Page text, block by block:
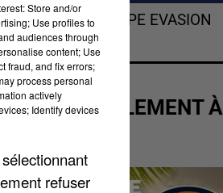
L'HOROSCOPE EVASION
ACTUELLEMENT À
Store and/or
Use profiles to
audiences through
content; Use
fraud, and fix errors;
process personal
actively
Identify devices
refuser